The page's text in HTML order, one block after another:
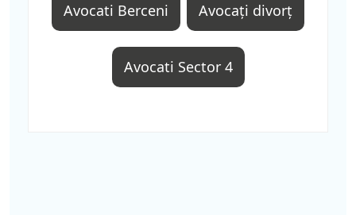
Avocati Berceni Avocați divorț
Avocati Sector 4